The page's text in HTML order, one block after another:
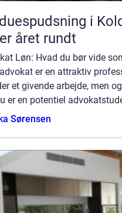
i
året rundt
Løn: Hvad du bør vide
er en attraktiv
et givende arbejde, men
er en potentiel
Sørensen